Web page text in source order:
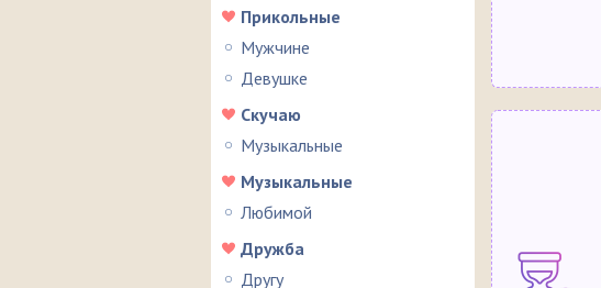
Прикольные
Мужчине
Девушке
Скучаю
Музыкальные
Музыкальные
Любимой
Дружба
Другу